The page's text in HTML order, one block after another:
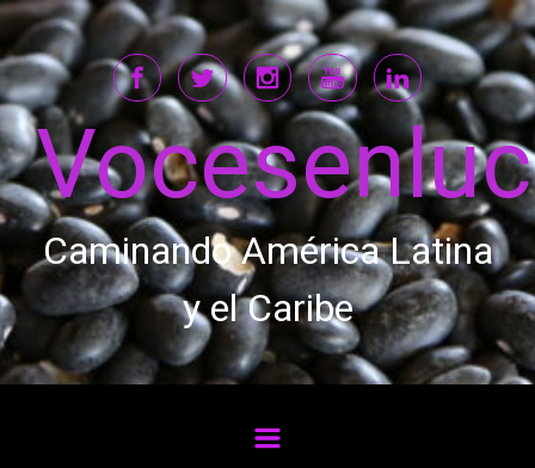
Saltar al contenido principal
Caminando América Latina
y el Caribe